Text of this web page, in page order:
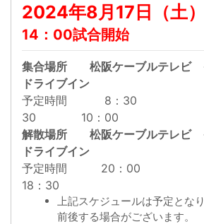
2024年8月17日（土）
14：00試合開始
集合場所 松阪ケーブルテ
ドライブイン
予定時間 8：30
30 10：00
解散場所 松阪ケーブルテ
ドライブイン
予定時間 20：
18：30
上記スケジュールは予定とな
前後する場合がございます。